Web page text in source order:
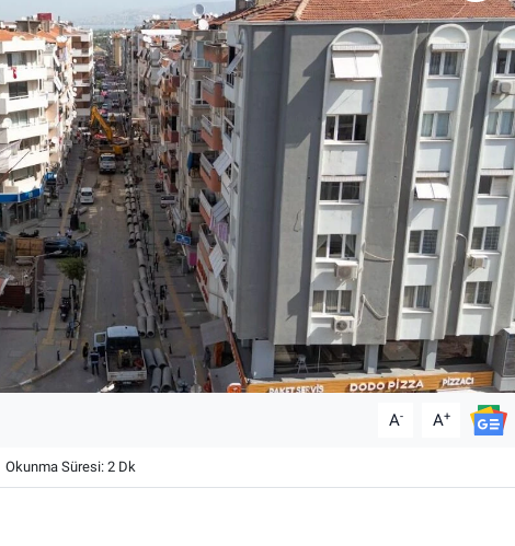
A- A+
Okunma Süresi: 2 Dk